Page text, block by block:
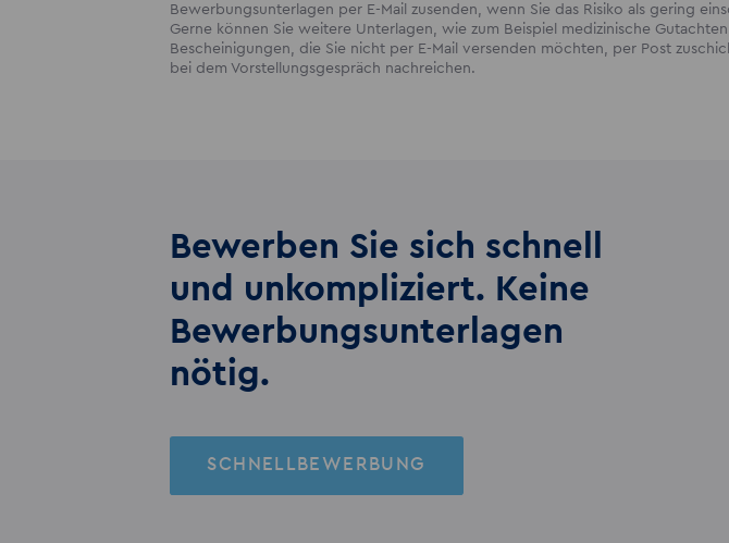
Bewerbungsunterlagen per E-Mail zusenden, wenn Sie das Risiko als gering
Gerne können Sie weitere Unterlagen, wie zum Beispiel medizinische
Bescheinigungen, die Sie nicht per E-Mail versenden möchten, per Post
bei dem Vorstellungsgespräch nachreichen.
Bewerben Sie sich schnell
und unkompliziert. Keine
Bewerbungs­unterlagen
nötig.
SCHNELLBEWERBUNG